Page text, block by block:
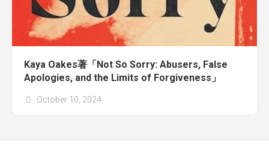
Kaya Oakes著「Not So Sorry: Abusers, False
Apologies, and the Limits of Forgiveness」
October 10, 2024